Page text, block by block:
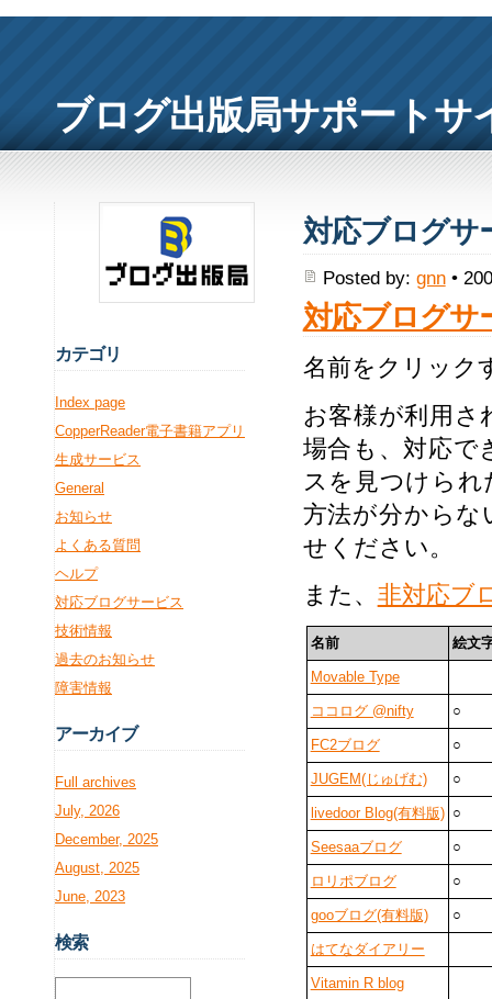
ブログ出版局サポートサ
対応ブログサ
Posted by: gnn•
対応ブログサ
名前をクリック
お客様が利用
場合も、対応で
スを見つけら
方法が分からな
せください。
また、 非対応ブ
名前 絵文
Movable Type
ココログ @nifty ○
FC2ブログ ○
JUGEM(じゅげむ) ○
livedoor Blog(有料版) ○
Seesaaブログ ○
ロリポブログ ○
gooブログ(有料版) ○
はてなダイアリー
Vitamin R blog
カテゴリ
Index page
CopperReader電子書籍アプリ
生成サービス
General
お知らせ
よくある質問
ヘルプ
対応ブログサービス
技術情報
過去のお知らせ
障害情報
アーカイブ
Full archives
July, 2026
December, 2025
August, 2025
June, 2023
検索